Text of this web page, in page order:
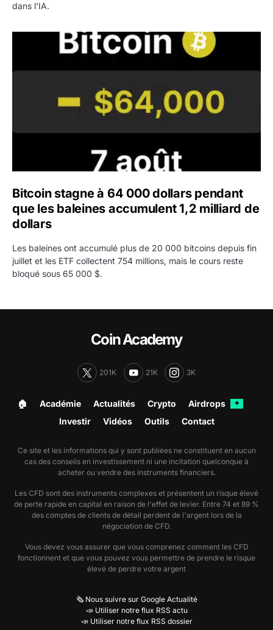
dans l'IA.
Bitcoin stagne à 64 000 dollars pendant que les
Bitcoin stagne à 64 000 dollars pendant
que les baleines accumulent 1,2 milliard de
dollars
Les baleines ont accumulé plus de 20 000 bitcoins depuis fin
juillet et les ETF collectent 754 millions, mais le cours reste
bloqué sous 65 000 $.
Coin Academy
201K 21K 3K
🏠︎ Académie Actualités Crypto Airdrops ✦
Investir Vidéos Outils Contact
Ce site et les informations qui y sont publiées ne constituent en aucun
cas des conseils en investissement ni une incitation quelconque à
acheter ou vendre des instruments financiers.
Les CFD sont des instruments complexes et présentent un risque élevé
de perte rapide en capital en raison de l'effet de levier. Entre 74 et 89 %
des comptes de clients de détail perdent de l'argent lors de la
négociation de CFD.
Vous devez vous assurer que vous comprenez comment les CFD
fonctionnent et que vous pouvez vous permettre de prendre le risque
élevé de perdre votre argent
🗞️ Nous suivre sur Google Actualité
📣 Utiliser notre flux RSS actu
📣 Utiliser notre flux RSS dossier